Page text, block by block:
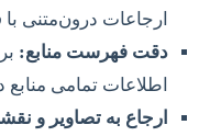
ارجاعات درون‌متنی
دقت فهرست منابع:
اطلاعات تمامی منابع
ارجاع به تصاویر و